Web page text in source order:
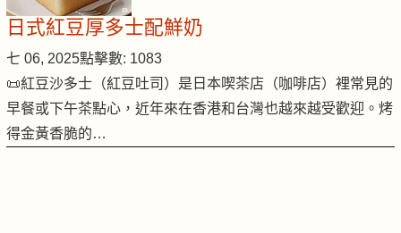
日式紅豆厚多士配鮮奶
七 06, 2025點擊數: 1083
📜紅豆沙多士（紅豆吐司）是日本喫茶店（咖啡店）裡常見的
早餐或下午茶點心，近年來在香港和台灣也越來越受歡迎。烤
得金黃香脆的…